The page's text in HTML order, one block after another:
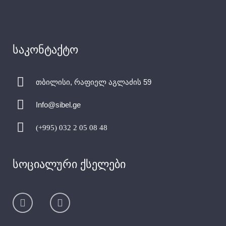
საკონტაქტო
თბილისი, რაფიელ აგლაძის 59
Info@sibel.ge
(+995) 032 2 05 08 48
სოციალური ქსელები